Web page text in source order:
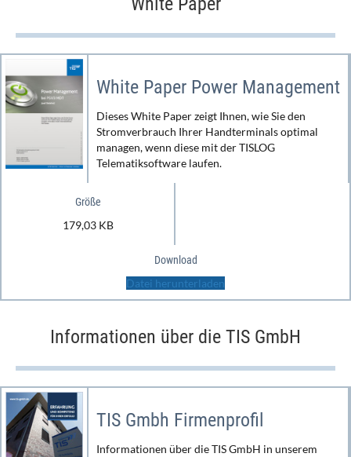
White Paper Power Management
Dieses White Paper zeigt Ihnen, wie Sie den
Stromverbrauch Ihrer Handterminals optimal
managen, wenn diese mit der TISLOG
Telematiksoftware laufen.
Größe
179,03 KB
Download
Datei herunterladen
Informationen über die TIS GmbH
TIS Gmbh Firmenprofil
Informationen über die TIS GmbH in unserem